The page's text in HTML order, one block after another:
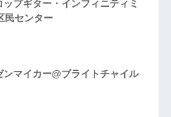
プギター・インフィニティミ
民センター
マイカー@ブライトチャイル